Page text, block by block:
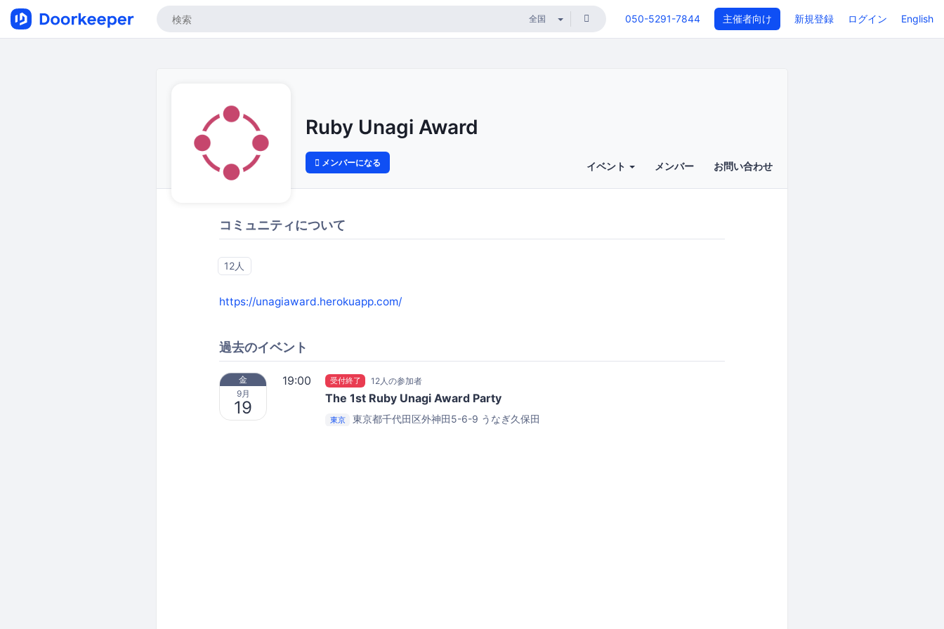
050-5291-7844 主催者向け 新規登録 ログイン English
Ruby Unagi Award
メンバーになる イベント メンバー お問い合わせ
コミュニティについて
12人
https://unagiaward.herokuapp.com/
過去のイベント
金
9月
19
19:00 受付終了 12人の参加者
The 1st Ruby Unagi Award Party
東京 東京都千代田区外神田5-6-9 うなぎ久保田